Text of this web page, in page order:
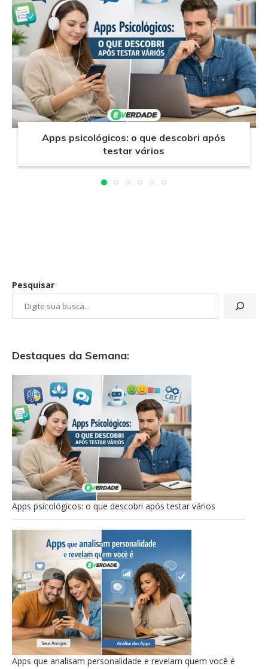
Apps psicológicos: o que descobri após
testar vários
Pesquisar
Destaques da Semana:
Apps psicológicos: o que descobri após testar vários
Apps que analisam personalidade e revelam quem você é